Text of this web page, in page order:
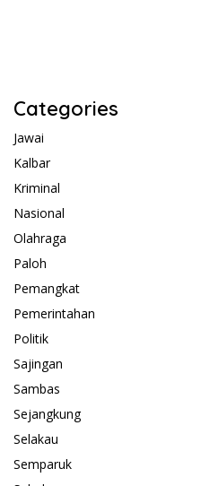
Categories
Jawai
Kalbar
Kriminal
Nasional
Olahraga
Paloh
Pemangkat
Pemerintahan
Politik
Sajingan
Sambas
Sejangkung
Selakau
Semparuk